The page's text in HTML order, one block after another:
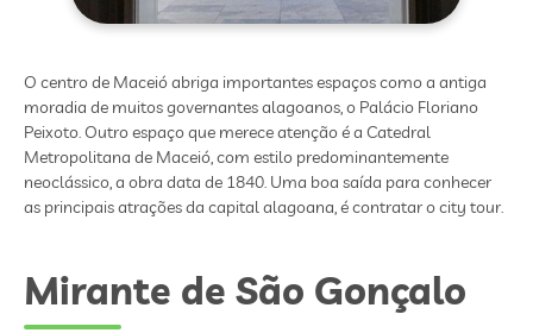
O centro de Maceió abriga importantes espaços como a antiga
moradia de muitos governantes alagoanos, o Palácio Floriano
Peixoto. Outro espaço que merece atenção é a Catedral
Metropolitana de Maceió, com estilo predominantemente
neoclássico, a obra data de 1840. Uma boa saída para conhecer
as principais atrações da capital alagoana, é contratar o city tour.
Mirante de São Gonçalo